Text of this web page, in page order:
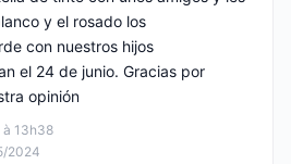
13h38
2024
y el rosado los
con nuestros hijos
el 24 de junio. Gracias por
opinión